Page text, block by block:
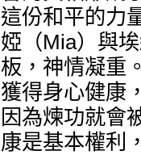
這份和平的力
婭（Mia）與
板，神情凝重
獲得身心健康
因為煉功就會
康是基本權利